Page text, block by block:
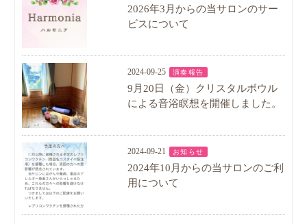
2026年3月からの当サロンのサー
ビスについて
2024-09-25 演奏報告
9月20日（金）クリスタルボウル
による音浴瞑想を開催しました。
2024-09-21 お知らせ
2024年10月からの当サロンのご利
用について